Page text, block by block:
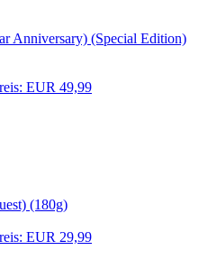
Anniversary) (Special Edition)
EUR 49,99
(180g)
EUR 29,99